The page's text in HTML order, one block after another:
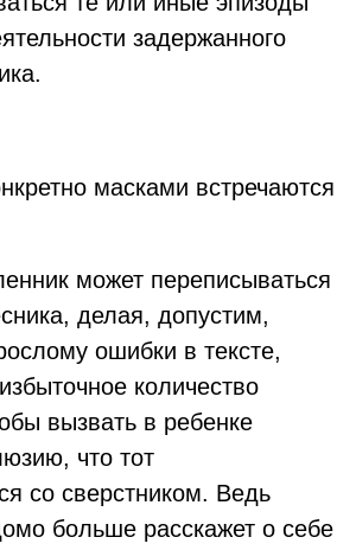
задержанного
масками встречаются
может переписываться
делая, допустим,
ошибки в тексте,
количество
вызвать в ребенке
что тот
со сверстником. Ведь
больше расскажет о себе